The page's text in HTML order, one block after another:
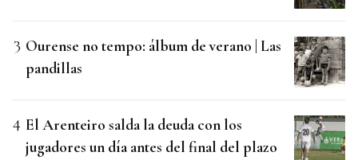
Ourense no tempo: álbum de verano | Las
pandillas
El Arenteiro salda la deuda con los
jugadores un día antes del final del plazo